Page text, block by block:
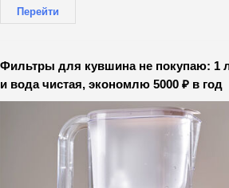
Перейти
Фильтры для кувшина не покупаю: 1
и вода чистая, экономлю 5000 ₽ в год